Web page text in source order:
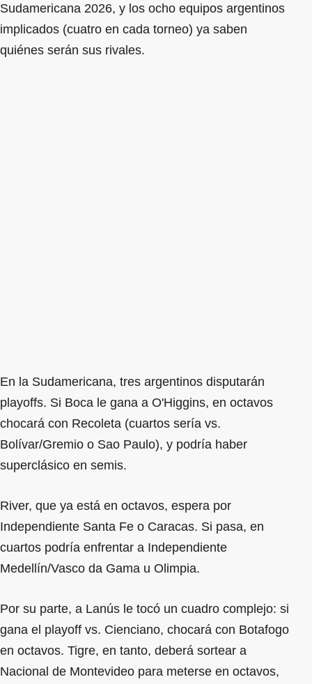
Sudamericana 2026, y los ocho equipos argentinos
implicados (cuatro en cada torneo) ya saben
quiénes serán sus rivales.
En la Sudamericana, tres argentinos disputarán
playoffs. Si Boca le gana a O'Higgins, en octavos
chocará con Recoleta (cuartos sería vs.
Bolívar/Gremio o Sao Paulo), y podría haber
superclásico en semis.
River, que ya está en octavos, espera por
Independiente Santa Fe o Caracas. Si pasa, en
cuartos podría enfrentar a Independiente
Medellín/Vasco da Gama u Olimpia.
Por su parte, a Lanús le tocó un cuadro complejo: si
gana el playoff vs. Cienciano, chocará con Botafogo
en octavos. Tigre, en tanto, deberá sortear a
Nacional de Montevideo para meterse en octavos,